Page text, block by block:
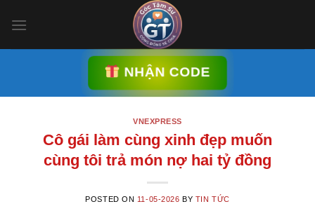
NHẬN CODE
VNEXPRESS
Cô gái làm cùng xinh đẹp muốn
cùng tôi trả món nợ hai tỷ đồng
POSTED ON 11-05-2026 BY TIN TỨC